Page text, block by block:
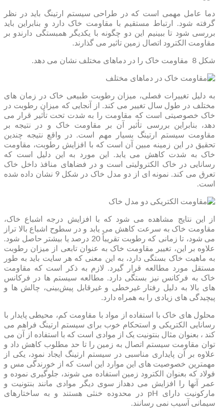
دما عامل مهمی است که در طراحی سیستم ارتینگ باید در نظر
گرفته شود. ارتباط مستقیم با مقاومت خاک دارد و بنابراین باید
بررسی شود تا ببینیم این دو چگونه با یکدیگر همبستگی دارندو بر
مقاومت الکترود اتصال زمین تاثیر می گذارند.
شکل 8 مقاومت خاک را در دماهای مختلف نشان می دهد.
به دلیل تغییرات فصلی، میزان رطوبت طبیعی خاک در زمان های
مختلف در طول سال تغییر می کند. از آنجایی که میزان رطوبت در
خاک خصوصیتی است که مقاومت را به شدت تحت تأثیر قرار می
دهد، بنابراین بررسی تأثیر آن بر مقاومت خاک و در نتیجه بر
مقاومت سیستم ارتینگ بسیار مهم است. در واقع نتیجه چندین
تحقیق در این زمینه مبین آن است که با افزایش رطوبت، مقاومت
خاک به شدت کاهش می یابد. این مورد به این دلیل است که
رسانایی در خاک الکترولیتی است و در فضاهای منافذ داخل خاک
تعرق می کند. نمونه ای از دو مدل خاک در شکل 9 نشان داده شده
است.
از این نتایج مشاهده می شود که با افزایش درجه اشباع خاک،
مقاومت خاک به سرعت کاهش می یابد و در سطوح اشباع بالا تراز
می شود، تا زمانی که رطوبت تقریباً 20 درصد یا بیشتر حاصل شود.
علاوه بر این، تغییر مقاومت خاک به عنوان تابعی از میزان رطوبت
به ماهیت خاک بستگی دارد، به این معنی که هر سایت باید به طور
مستقل مورد مطالعه قرار گیرد. لازم به ذکر است که مقاومت
خاک به فرکانس نیز بستگی دارد. مطالعه سیستم‌ ها در فرکانس‌
های بالا به دلیل رفتار غیرخطی و غیرقابل پیش‌بینی، چالش‌ ها و
پیچیدگی‌ های زیادی را به همراه دارد.
محلول های خاک با استفاده از مواد با مقاومت کم، محیطی پایدار با
رسانایی الکتریکی و استحکام خوب برای سیستم ارتینگ فراهم می
کند ، بعنوان مثال بنتونیت یک از موادی است که با استفاده از آن می
توان مقاومت سیستم اتصال به زمین را تا حد مطلوب کاهش داد و
علاوه بر آن پایداری مناسبی در سیستم ارتینگ ایجاد نمود، یکی از
مهمترین خصوصیت های این موارد این است که از خورندگی مس و
فولاد که بعنوان الکترود زمین استفاده می شوند، جلوگیری نموده و
عمر آنها را افزایش می دهداز سوی دیگر موادی مانند بنتونیت و
مارکونیت دارای pH در محدوده خنثی هستند و به ساختارهای
سیمانی آسیب نمی رسانند.